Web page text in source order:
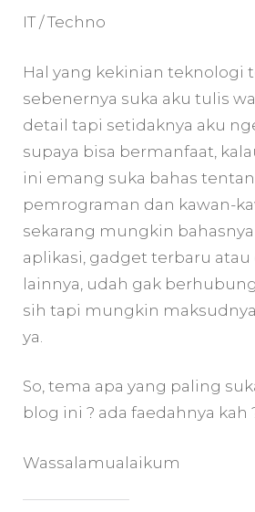
IT / Techno
Hal yang kekinian teknologi
sebenernya suka aku tulis
detail tapi setidaknya aku
supaya bisa bermanfaat,
ini emang suka bahas
pemrograman dan kawan-
sekarang mungkin
aplikasi, gadget terbaru
lainnya, udah gak
sih tapi mungkin
ya.
So, tema apa yang paling
blog ini ? ada faedahnya kah
Wassalamualaikum